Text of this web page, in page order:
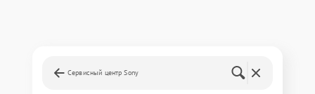
Сервисный центр Sony